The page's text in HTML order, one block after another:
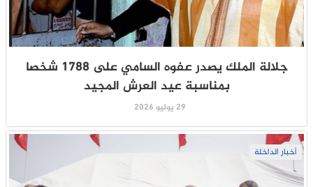
جلالة الملك يصدر عفوه السامي على 1788 شخصا
بمناسبة عيد العرش المجيد
29 يوليو 2026
أخبار الداخلة